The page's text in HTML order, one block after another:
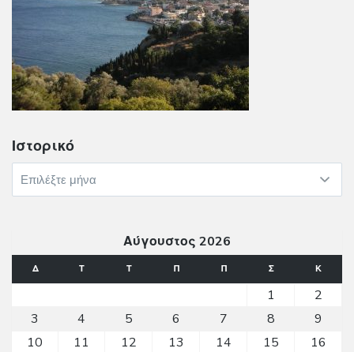
Ιστορικό
Αύγουστος 2026
Δ Τ Τ Π Π Σ Κ
1
2
3
4 5 6 7 8
9
10
11 12 13 14 15
16